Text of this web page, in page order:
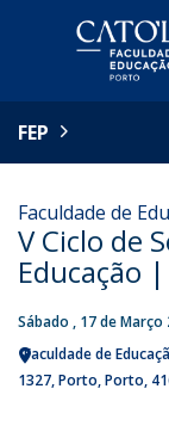
FEP
Faculdade de
V Ciclo de
Educação
Sábado , 17 de Março
Faculdade de
1327 Porto Porto